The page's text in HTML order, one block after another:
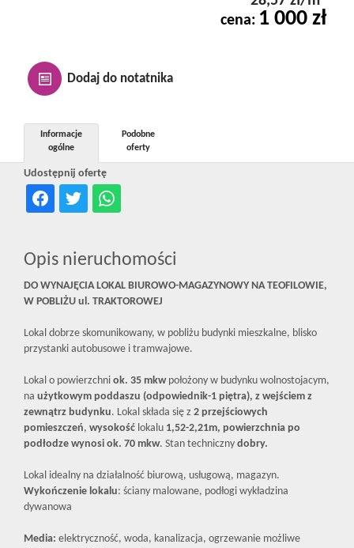
Kontakt
RODO
cena: 1 000 zł
Dodaj do notatnika
Udostępnij ofertę
Informacje
ogólne
Podobne
oferty
Opis nieruchomości
DO WYNAJĘCIA LOKAL BIUROWO-MAGAZYNOWY NA TEOFILOWIE,
W POBLIŻU ul. TRAKTOROWEJ
Lokal dobrze skomunikowany, w pobliżu budynki mieszkalne, blisko
przystanki autobusowe i tramwajowe.
Lokal o powierzchni ok. 35 mkwpołożony w budynku wolnostojacym,
na użytkowym poddaszu (odpowiednik-1 piętra), z wejściem z
zewnątrz budynku. Lokal składa się z 2 przejściowych
pomieszczeń, wysokość lokalu 1,52-2,21m, powierzchnia po
podłodze wynosi ok. 70 mkw. Stan techniczny dobry.
Lokal idealny na działalność biurową, usługową, magazyn.
Wykończenie lokalu: ściany malowane, podłogi wykładzina
dywanowa
Media: elektryczność, woda, kanalizacja, ogrzewanie możliwe